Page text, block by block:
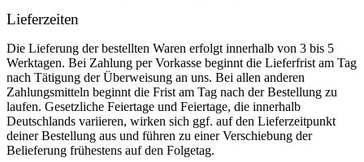
Lieferzeiten
Die Lieferung der bestellten Waren erfolgt innerhalb von 3 bis 5
Werktagen. Bei Zahlung per Vorkasse beginnt die Lieferfrist am Tag
nach Tätigung der Überweisung an uns. Bei allen anderen
Zahlungsmitteln beginnt die Frist am Tag nach der Bestellung zu
laufen. Gesetzliche Feiertage und Feiertage, die innerhalb
Deutschlands variieren, wirken sich ggf. auf den Lieferzeitpunkt
deiner Bestellung aus und führen zu einer Verschiebung der
Belieferung frühestens auf den Folgetag.